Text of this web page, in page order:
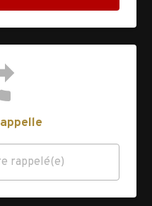
rappelé(e)